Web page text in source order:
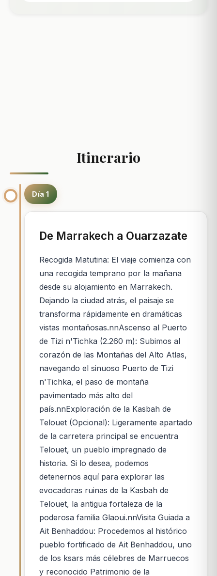
Itinerario
Día 1
De Marrakech a Ouarzazate
Recogida Matutina: El viaje comienza con
una recogida temprano por la mañana
desde su alojamiento en Marrakech.
Dejando la ciudad atrás, el paisaje se
transforma rápidamente en dramáticas
vistas montañosas.nnAscenso al Puerto
de Tizi n'Tichka (2.260 m): Subimos al
corazón de las Montañas del Alto Atlas,
navegando el sinuoso Puerto de Tizi
n'Tichka, el paso de montaña
pavimentado más alto del
país.nnExploración de la Kasbah de
Telouet (Opcional): Ligeramente apartado
de la carretera principal se encuentra
Telouet, un pueblo impregnado de
historia. Si lo desea, podemos
detenernos aquí para explorar las
evocadoras ruinas de la Kasbah de
Telouet, la antigua fortaleza de la
poderosa familia Glaoui.nnVisita Guiada a
Ait Benhaddou: Procedemos al histórico
pueblo fortificado de Ait Benhaddou, uno
de los ksars más célebres de Marruecos
y reconocido Patrimonio de la